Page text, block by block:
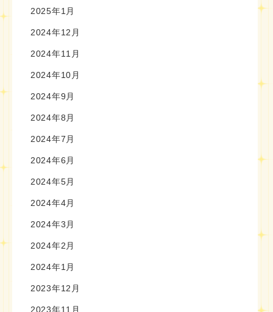
2025年1月
2024年12月
2024年11月
2024年10月
2024年9月
2024年8月
2024年7月
2024年6月
2024年5月
2024年4月
2024年3月
2024年2月
2024年1月
2023年12月
2023年11月